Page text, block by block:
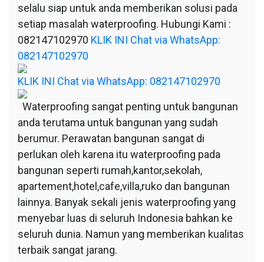
selalu siap untuk anda memberikan solusi pada
setiap masalah waterproofing. Hubungi Kami :
082147102970 KLIK INI Chat via WhatsApp:
082147102970
KLIK INI Chat via WhatsApp: 082147102970
Waterproofing sangat penting untuk bangunan
anda terutama untuk bangunan yang sudah
berumur. Perawatan bangunan sangat di
perlukan oleh karena itu waterproofing pada
bangunan seperti rumah,kantor,sekolah,
apartement,hotel,cafe,villa,ruko dan bangunan
lainnya. Banyak sekali jenis waterproofing yang
menyebar luas di seluruh Indonesia bahkan ke
seluruh dunia. Namun yang memberikan kualitas
terbaik sangat jarang.